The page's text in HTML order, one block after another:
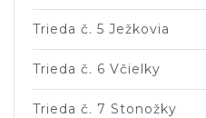
Trieda č. 5 Ježkovia
Trieda č. 6 Včielky
Trieda č. 7 Stonožky